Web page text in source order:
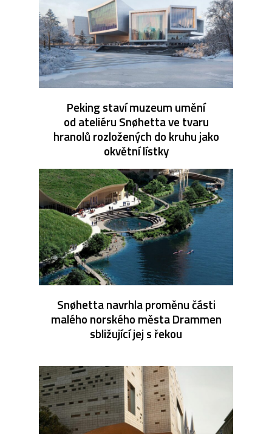
Peking staví muzeum umění
od ateliéru Snøhetta ve tvaru
hranolů rozložených do kruhu jako
okvětní lístky
Snøhetta navrhla proměnu části
malého norského města Drammen
sbližující jej s řekou